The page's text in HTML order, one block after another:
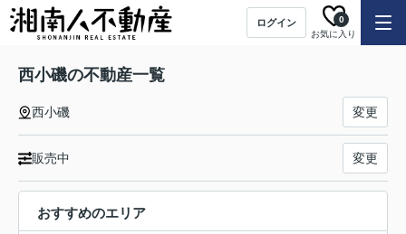
ログイン
お気に入り
0
西小磯の不動産一覧
西小磯 変更
販売中 変更
おすすめのエリア